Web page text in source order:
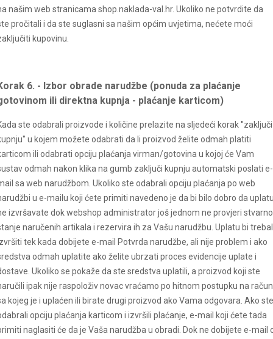
našim web stranicama shop. naklada-val .hr. Ukoliko ne potvrdite da
pročitali i da ste suglasni sa našim općim uvjetima, nećete moći
kupovinu.
6. - Izbor obrade narudžbe (ponuda za plaćanje
ili direktna kupnja - plaćanje karticom)
ste odabrali proizvode i količine prelazite na sljedeći korak ''zaključi
u kojem možete odabrati da li proizvod želite odmah platiti
ili odabrati opciju plaćanja virman/gotovina u kojoj će Vam
odmah nakon klika na gumb zaključi kupnju automatski poslati e-
sa web narudžbom. Ukoliko ste odabrali opciju plaćanja po web
u e-mailu koji ćete primiti navedeno je da bi bilo dobro da
izvršavate dok webshop administrator još jednom ne provjeri stvarno
naručenih artikala i rezervira ih za Vašu narudžbu. Uplatu bi
tek kada dobijete e-mail Potvrda narudžbe, ali nije problem i ako
odmah uplatite ako želite ubrzati proces evidencije uplate i
Ukoliko se pokaže da ste sredstva uplatili, a proizvod koji ste
ipak nije raspoloživ novac vraćamo po hitnom postupku na račun
kojeg je i uplaćen ili birate drugi proizvod ako Vama odgovara. Ako ste
opciju plaćanja karticom i izvršili plaćanje, e-mail koji ćete tada
naglasiti će da je Vaša narudžba u obradi. Dok ne dobijete e-mail